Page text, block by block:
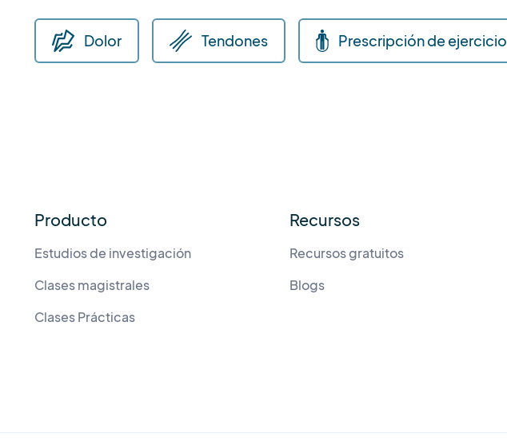
Dolor Tendones Prescripción de ejercicio
Producto
Estudios de investigación
Clases magistrales
Clases Prácticas
Recursos
Recursos gratuitos
Blogs